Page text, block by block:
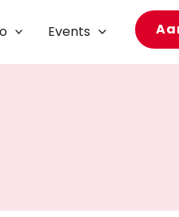
Events